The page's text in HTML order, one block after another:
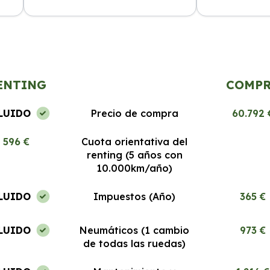
Precio de compra 60.792
596 €
Cuota orientativa del
renting (5 años con
10.000km/año)
Impuestos (Año) 365 €
Neumáticos (1 cambio
de todas las ruedas)
973 €